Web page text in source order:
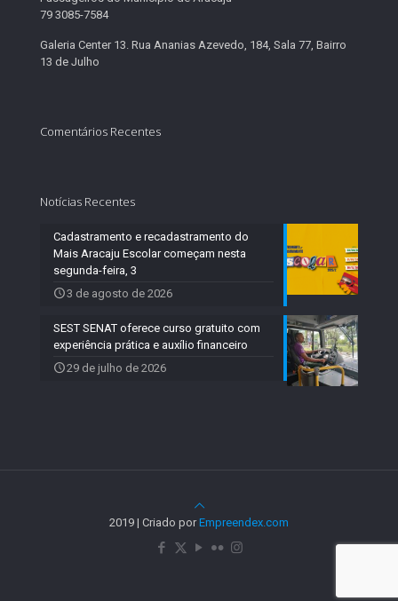
79 3085-7584
Galeria Center 13. Rua Ananias Azevedo, 184, Sala 77, Bairro
13 de Julho
Comentários Recentes
Notícias Recentes
Cadastramento e recadastramento do
Mais Aracaju Escolar começam nesta
segunda-feira, 3
3 de agosto de 2026
SEST SENAT oferece curso gratuito com
experiência prática e auxílio financeiro
29 de julho de 2026
2019 | Criado porEmpreendex.com